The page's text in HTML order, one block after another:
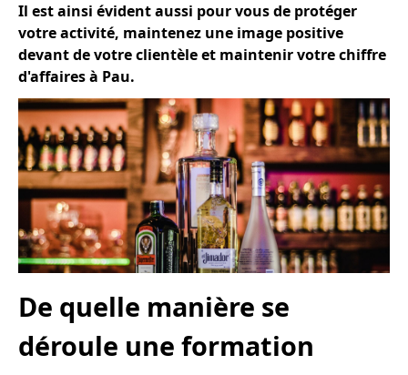
Il est ainsi évident aussi pour vous de protéger
votre activité, maintenez une image positive
devant de votre clientèle et maintenir votre chiffre
d'affaires à Pau.
De quelle manière se
déroule une formation